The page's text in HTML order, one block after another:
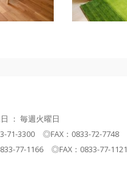
： 毎週火曜日
71-3300 ◎FAX：0833-72-7748
77-1166 ◎FAX：0833-77-1121